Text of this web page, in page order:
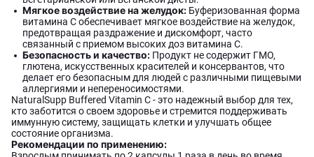
Мягкое воздействие на желудок: Буферизованная форма
витамина C обеспечивает мягкое воздействие на желудок,
предотвращая раздражение и дискомфорт, часто
связанный с приемом высоких доз витамина C.
Безопасность и качество: Продукт не содержит ГМО,
глютена, искусственных красителей и консервантов, что
делает его безопасным для людей с различными пищевыми
аллергиями и непереносимостями.
NaturalSupp Buffered Vitamin C - это надежный выбор для тех,
кто заботится о своем здоровье и стремится поддерживать
иммунную систему, защищать клетки и улучшать общее
состояние организма.
Рекомендации по применению: